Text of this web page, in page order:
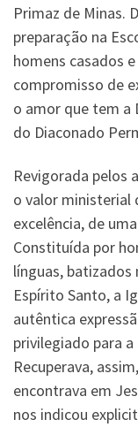
Primaz de Minas.
preparação na
homens casados
compromisso de
o amor que tem a
do Diaconado
Revigorada pelos
o valor ministerial
excelência, de
Constituída por
línguas, batizados
Espírito Santo, a
autêntica
privilegiado para
Recuperava,
encontrava em
nos indicou